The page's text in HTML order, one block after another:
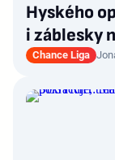
Hyského
i záblesky
Chance Liga